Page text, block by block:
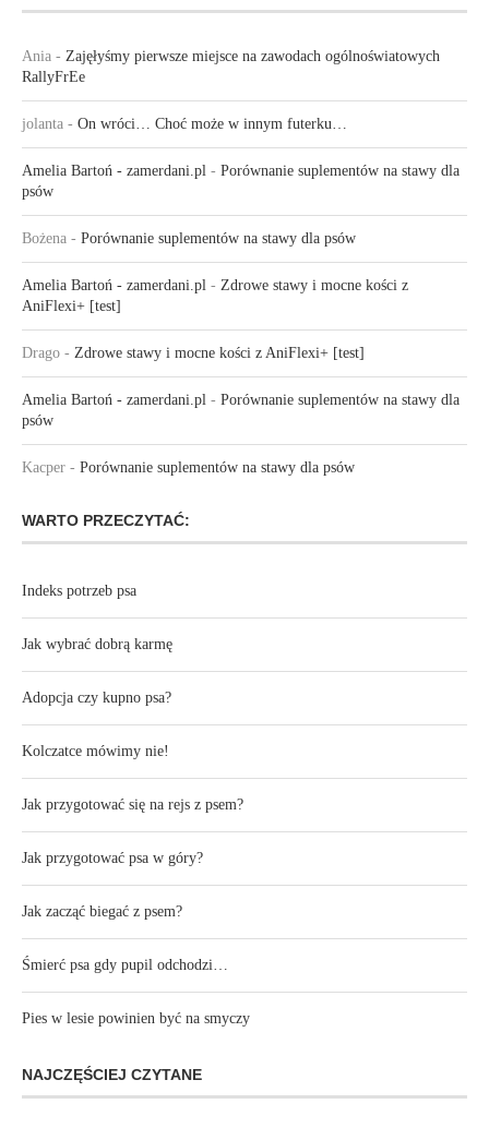
Ania - Zajęłyśmy pierwsze miejsce na zawodach ogólnoświatowych
RallyFrEe
jolanta - On wróci… Choć może w innym futerku…
Amelia Bartoń - zamerdani.pl - Porównanie suplementów na stawy dla
psów
Bożena - Porównanie suplementów na stawy dla psów
Amelia Bartoń - zamerdani.pl - Zdrowe stawy i mocne kości z
AniFlexi+ [test]
Drago - Zdrowe stawy i mocne kości z AniFlexi+ [test]
Amelia Bartoń - zamerdani.pl - Porównanie suplementów na stawy dla
psów
Kacper - Porównanie suplementów na stawy dla psów
WARTO PRZECZYTAĆ:
Indeks potrzeb psa
Jak wybrać dobrą karmę
Adopcja czy kupno psa?
Kolczatce mówimy nie!
Jak przygotować się na rejs z psem?
Jak przygotować psa w góry?
Jak zacząć biegać z psem?
Śmierć psa gdy pupil odchodzi…
Pies w lesie powinien być na smyczy
NAJCZĘŚCIEJ CZYTANE